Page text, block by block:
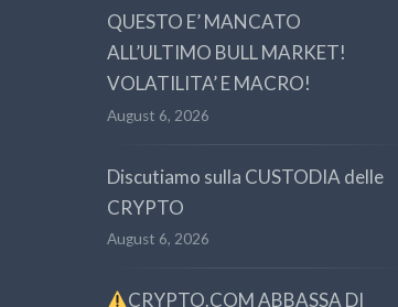
QUESTO E’ MANCATO
ALL’ULTIMO BULL MARKET!
VOLATILITA’ E MACRO!
August 6, 2026
Discutiamo sulla CUSTODIA delle
CRYPTO
August 6, 2026
CRYPTO.COM ABBASSA DI